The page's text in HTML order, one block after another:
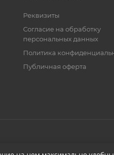
Реквизиты
Соглаcие на обработку
персональных данных
Политика
Публичная оферта